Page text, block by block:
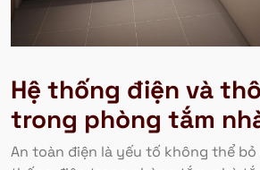
Hệ thống điện và
trong phòng tắm
An toàn điện là yếu tố không thể